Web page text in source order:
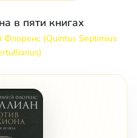
в пяти книгах
Флоренс (Quintus Septimius